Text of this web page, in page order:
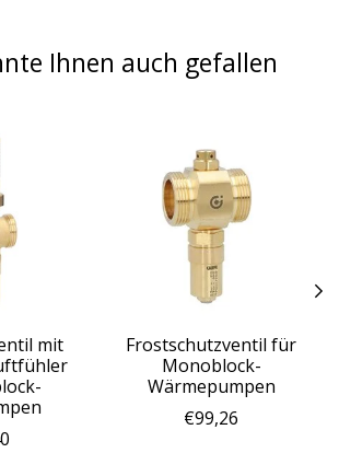
Ihnen auch gefallen
mit
Frostschutzventil für
Monoblock-
Wärmepumpen
€99,26